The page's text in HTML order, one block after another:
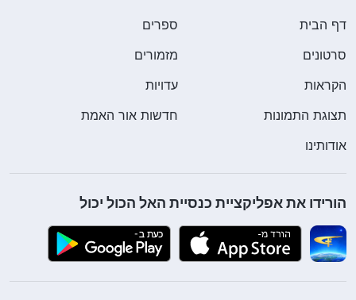
דף הבית
ספרים
סרטונים
מזמורים
הקראות
עדויות
תצוגת התמונות
חדשות אור האמת
אודותינו
הורידו את אפליקציית כנסיית האל הכול יכול